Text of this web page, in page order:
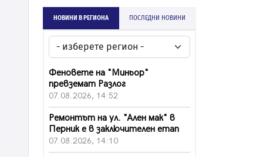
НОВИНИ В РЕГИОНА ПОСЛЕДНИ НОВИНИ
Феновете на "Миньор"
превземат Разлог
07.08.2026, 14:52
Ремонтът на ул. "Ален мак" в
Перник е в заключителен етап
07.08.2026, 14:10